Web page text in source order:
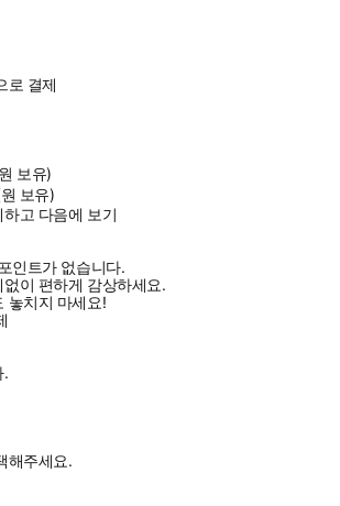
판단은 인간적이어야 한다.”
판사’ 프랭크 카프리오가
마음을 다해 눌러쓴 단 하나의 유언
박주영 판사 추천 ★
차가운 법전을 인간의 온기로 채워온 프랭
리 곁을 떠났다. 향년 88세. 그의 별세 소식
곳곳에서 애도의 목소리가 이어졌고, 한국에
조명하는 보도가 잇따랐다. 췌장암 투병 중
았던 마지막 임무는, 평생 법정에서 길어
지혜를 한 권의 책으로 엮는 일이었다. 이
상에 남긴 단 하나의 유산이자, 다시는 들을
소리를 담은 마지막 유언이다.
리얼리티 프로그램 「프로비던스에서 잡히
」를 통해 ‘세상에서 가장 친절한 판
로 결제
보유)
원 보유)
하고 다음에 보기
인트가 없습니다.
이 편하게 감상하세요.
놓치지 마세요!
.
해주세요.